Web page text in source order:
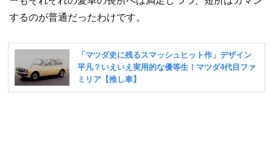
するのが普通だったわけです。